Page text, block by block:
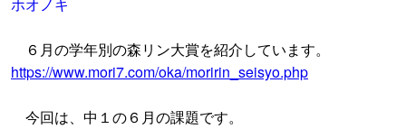
６月の学年別の森リン大賞を紹介しています。
https://www.mori7.com/oka/moririn_seisyo.php
今回は、中１の６月の課題です。